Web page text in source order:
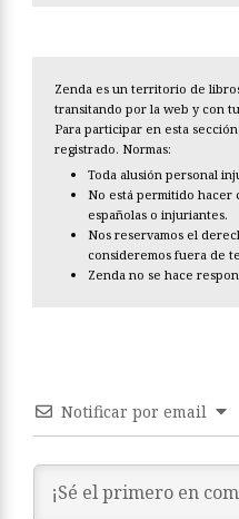
Zenda es un territorio de
transitando por la web y con
Para participar en esta
registrado. Normas:
Toda alusión personal
No está permitido hacer
españolas o injuriantes.
Nos reservamos el
consideremos fuera de
Zenda no se hace
Notificar por email